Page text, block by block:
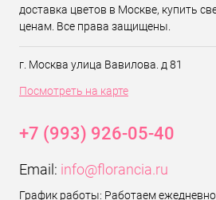
доставка цветов в Москве, купить
ценам. Все права защищены.
г. Москва улица Вавилова. д 81
Посмотреть на карте
+7 (993) 926-05-40
Email: info@florancia.ru
График работы: Работаем